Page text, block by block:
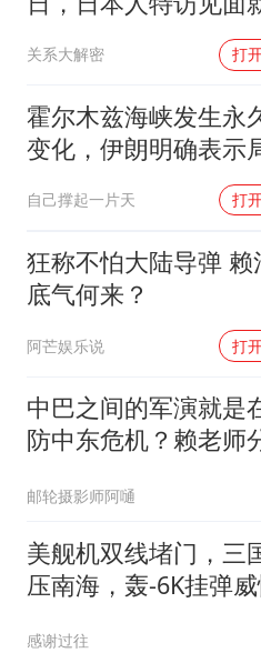
关系大解密 打
霍尔木兹海峡发生永
变化，伊朗明确表示
自己撑起一片天 打
狂称不怕大陆导弹 赖
底气何来？
阿芒娱乐说 打
中巴之间的军演就是
防中东危机？赖老师
邮轮摄影师阿嗵
美舰机双线堵门，三
压南海，轰-6K挂弹
感谢过往